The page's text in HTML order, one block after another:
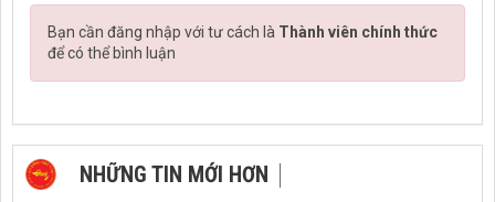
Bạn cần đăng nhập với tư cách là Thành viên chính thức
để có thể bình luận
NHỮNG TIN MỚI HƠN